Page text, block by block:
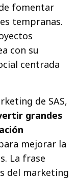
fomentar
tempranas.
con su
centrada
de SAS,
grandes
mejorar la
La frase
del marketing